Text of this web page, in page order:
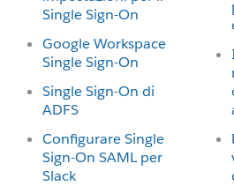
Single Sign-On
Google Workspace
Single Sign-On
Single Sign-On di
ADFS
Configurare Single
Sign-On SAML per
Slack